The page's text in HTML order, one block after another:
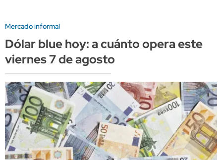
Mercado informal
Dólar blue hoy: a cuánto opera este
viernes 7 de agosto